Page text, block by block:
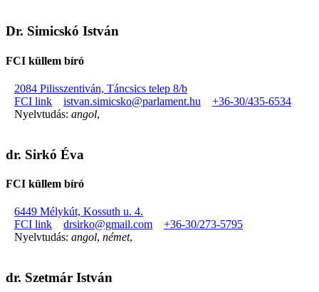
Dr. Simicskó István
FCI küllem bíró
2084 Pilisszentiván, Táncsics telep 8/b
FCI link
istvan.simicsko@parlament.hu
+36-30/435-6534
Nyelvtudás: angol,
dr. Sirkó Éva
FCI küllem bíró
6449 Mélykút, Kossuth u. 4.
FCI link
drsirko@gmail.com
+36-30/273-5795
Nyelvtudás: angol, német,
dr. Szetmár István